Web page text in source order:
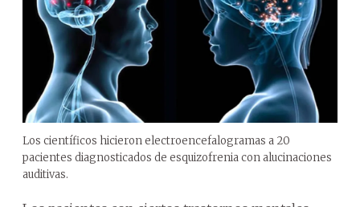
Los científicos hicieron electroencefalogramas a 20
pacientes diagnosticados de esquizofrenia con alucinaciones
auditivas.